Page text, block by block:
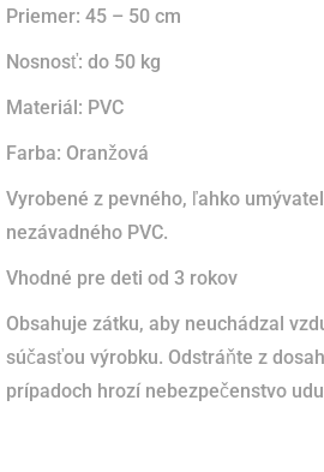
Priemer: 45 – 50 cm
Nosnosť: do 50 kg
Materiál: PVC
Farba: Oranžová
Vyrobené z pevného, ľahko
nezávadného PVC.
Vhodné pre deti od 3 rokov
Obsahuje zátku, aby neuchádzal
súčasťou výrobku. Odstráňte z
prípadoch hrozí nebezpečenstvo